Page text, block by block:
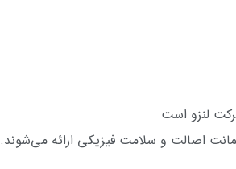
اصالت و سلامت فیزیکی ارائه می‌شوند.